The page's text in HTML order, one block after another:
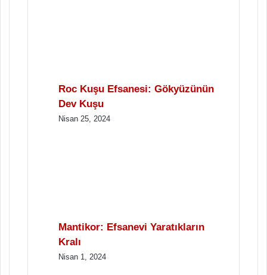
Roc Kuşu Efsanesi: Gökyüzünün
Dev Kuşu
Nisan 25, 2024
Mantikor: Efsanevi Yaratıkların
Kralı
Nisan 1, 2024